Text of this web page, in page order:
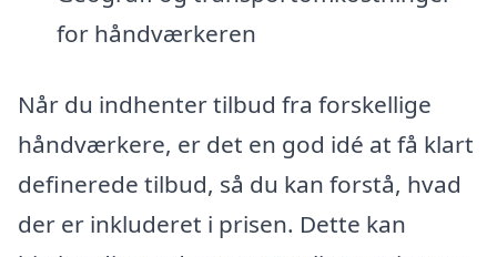
for håndværkeren
Når du indhenter tilbud fra forskellige
håndværkere, er det en god idé at få klart
definerede tilbud, så du kan forstå, hvad
der er inkluderet i prisen. Dette kan